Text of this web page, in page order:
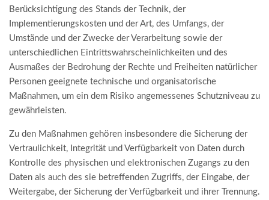
Berücksichtigung des Stands der Technik, der
Implementierungskosten und der Art, des Umfangs, der
Umstände und der Zwecke der Verarbeitung sowie der
unterschiedlichen Eintrittswahrscheinlichkeiten und des
Ausmaßes der Bedrohung der Rechte und Freiheiten natürlicher
Personen geeignete technische und organisatorische
Maßnahmen, um ein dem Risiko angemessenes Schutzniveau zu
gewährleisten.
Zu den Maßnahmen gehören insbesondere die Sicherung der
Vertraulichkeit, Integrität und Verfügbarkeit von Daten durch
Kontrolle des physischen und elektronischen Zugangs zu den
Daten als auch des sie betreffenden Zugriffs, der Eingabe, der
Weitergabe, der Sicherung der Verfügbarkeit und ihrer Trennung.